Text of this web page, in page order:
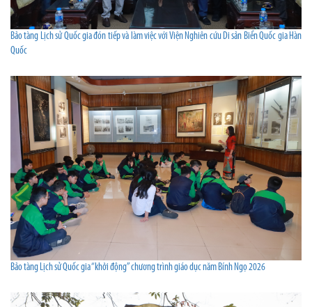
Bảo tàng Lịch sử Quốc gia đón tiếp và làm việc với Viện Nghiên cứu Di sản Biển Quốc gia Hàn
Quốc
Bảo tàng Lịch sử Quốc gia “khởi động” chương trình giáo dục năm Bính Ngọ 2026